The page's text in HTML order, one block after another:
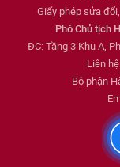
Giấy phép sửa
Phó Chủ tịch
ĐC: Tầng 3 Khu A,
Liên
Bộ phận